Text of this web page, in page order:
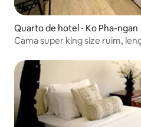
Quarto de hotel ⋅ Ko Pha-ngan
Cama super king size ruim,